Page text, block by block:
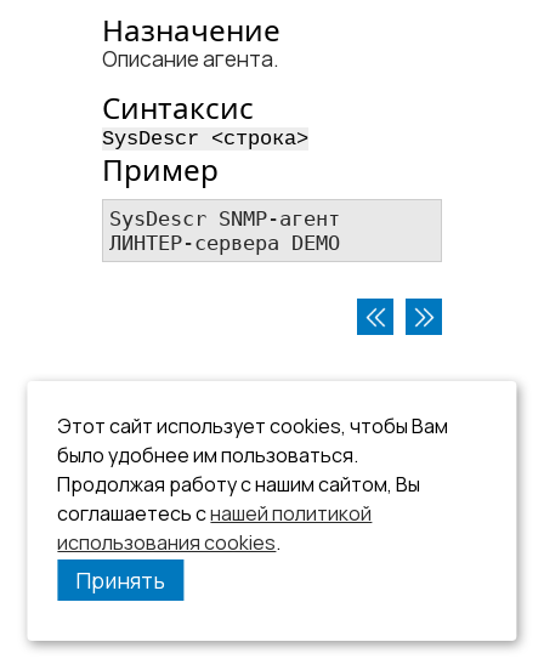
Назначение
Описание агента.
Синтаксис
SysDescr <​строка​>
Пример
SysDescr SNMP-агент
ЛИНТЕР-сервера DEMO
Этот сайт использует cookies, чтобы Вам
было удобнее им пользоваться.
Продолжая работу с нашим сайтом, Вы
соглашаетесь снашей политикой
использования cookies.
Принять